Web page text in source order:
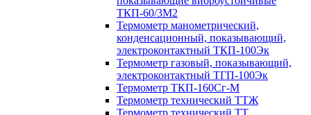
ТКП-60/3М2
Термометр манометрический,
конденсационный, показывающий,
электроконтактный ТКП-100Эк
Термометр газовый, показывающий,
электроконтактный ТГП-100Эк
Термометр ТКП-160Сг-М
Термометр технический ТТЖ
Термометр технический ТТ